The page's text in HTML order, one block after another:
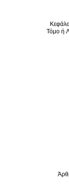
Τόμο ή